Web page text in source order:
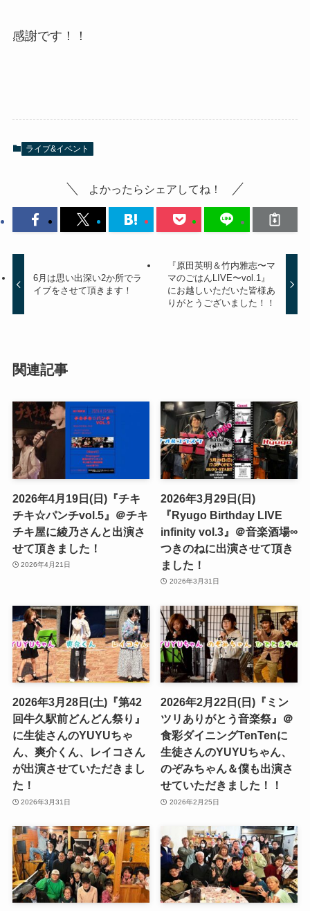
感謝です！！
ライブ&イベント
よかったらシェアしてね！
6月は思い出深い2か所でラ
イブをさせて頂きます！
『原田英明＆竹内雅志〜マ
マのごはんLIVE〜vol.1』
にお越しいただいた皆様あ
りがとうございました！！
関連記事
2026年4月19日(日)『チキ
チキ☆パンチvol.5』＠チキ
チキ屋に綾乃さんと出演さ
せて頂きました！
2026年4月21日
2026年3月29日(日)
『Ryugo Birthday LIVE
infinity vol.3』＠音楽酒場∞
つきのねに出演させて頂き
ました！
2026年3月31日
2026年3月28日(土)『第42
回牛久駅前どんどん祭り』
に生徒さんのYUYUちゃ
ん、爽介くん、レイコさん
が出演させていただきまし
た！
2026年3月31日
2026年2月22日(日)『ミン
ツリありがとう音楽祭』＠
食彩ダイニングTenTenに
生徒さんのYUYUちゃん、
のぞみちゃん＆僕も出演さ
せていただきました！！
2026年2月25日